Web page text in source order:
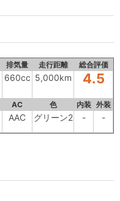
排気量 走行距離 総合評価
660cc 5,000km 4.5
AC 色 内装 外装
AAC グリーン2 - -